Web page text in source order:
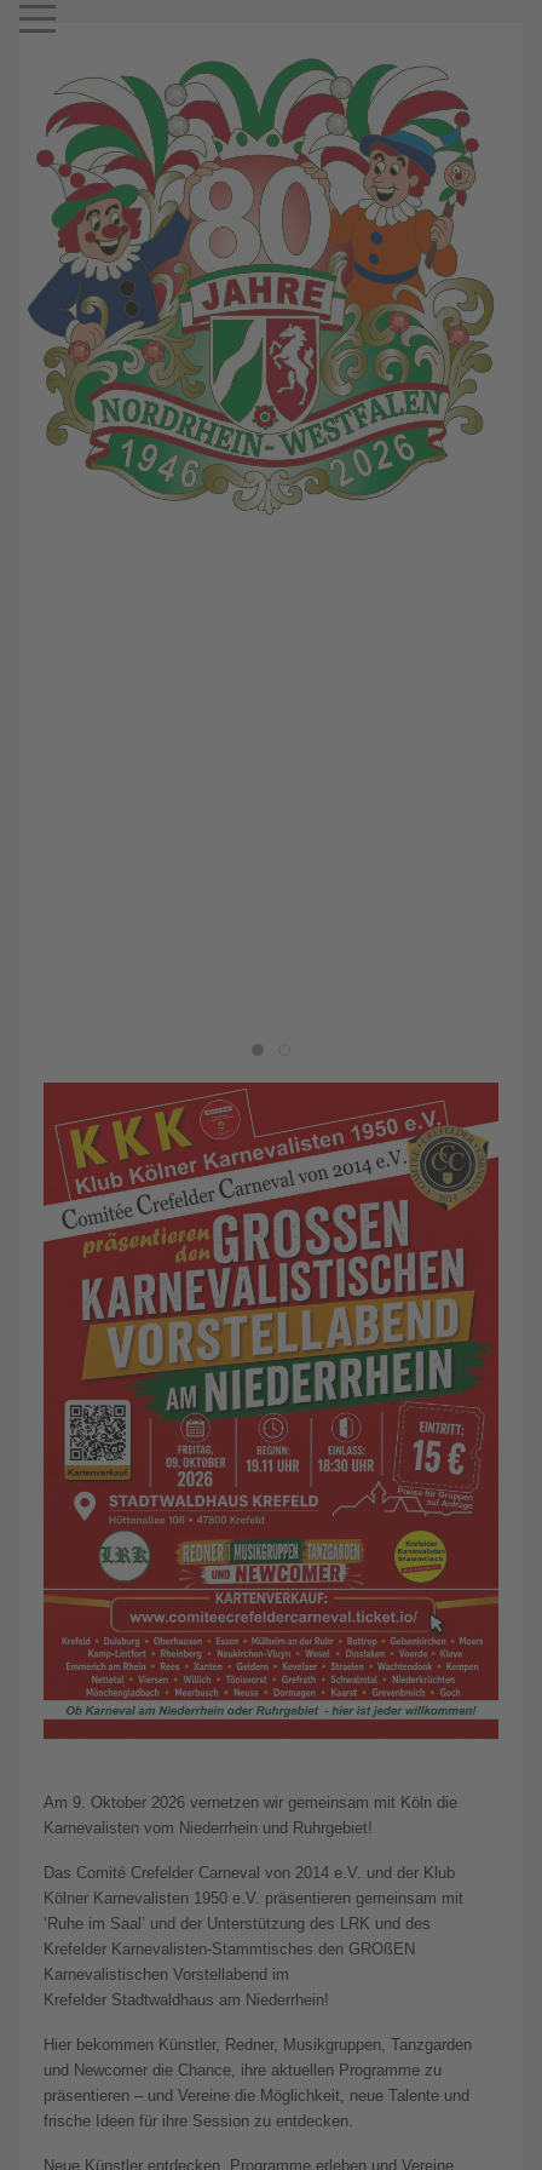
Mobile Menu Toggle
Am 9. Oktober 2026 vernetzen wir gemeinsam mit Köln die
Karnevalisten vom Niederrhein und Ruhrgebiet!
Das Comité Crefelder Carneval von 2014 e.V. und der Klub
Kölner Karnevalisten 1950 e.V. präsentieren gemeinsam mit
‘Ruhe im Saal’ und der Unterstützung des LRK und des
Krefelder Karnevalisten-Stammtisches den GROßEN
Karnevalistischen Vorstellabend im
Krefelder Stadtwaldhaus am Niederrhein!
Hier bekommen Künstler, Redner, Musikgruppen, Tanzgarden
und Newcomer die Chance, ihre aktuellen Programme zu
präsentieren – und Vereine die Möglichkeit, neue Talente und
frische Ideen für ihre Session zu entdecken.
Neue Künstler entdecken, Programme erleben und Vereine